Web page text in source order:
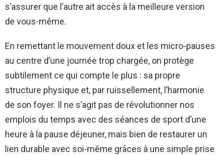
s’assurer que l’autre ait accès à la meilleure version
de vous-même.
En remettant le mouvement doux et les micro-pauses
au centre d’une journée trop chargée, on protège
subtilement ce qui compte le plus : sa propre
structure physique et, par ruissellement, l’harmonie
de son foyer. Il ne s’agit pas de révolutionner nos
emplois du temps avec des séances de sport d’une
heure à la pause déjeuner, mais bien de restaurer un
lien durable avec soi-même grâces à une simple prise